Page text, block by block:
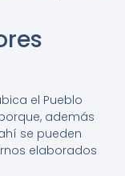
el Pueblo
además
se pueden
elaborados